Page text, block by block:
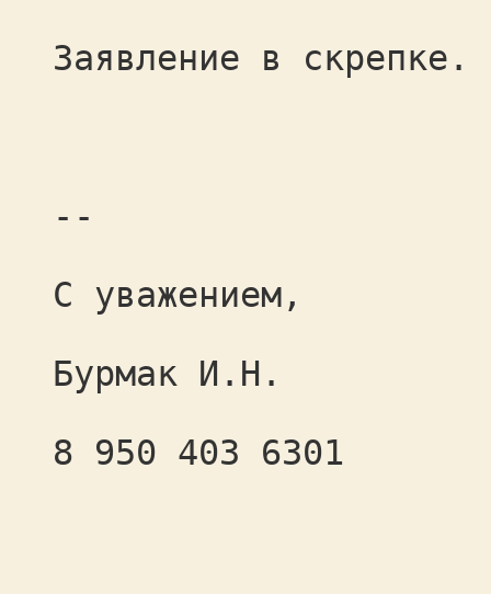
Заявление в скрепке.
--
С уважением,
Бурмак И.Н.
8 950 403 6301